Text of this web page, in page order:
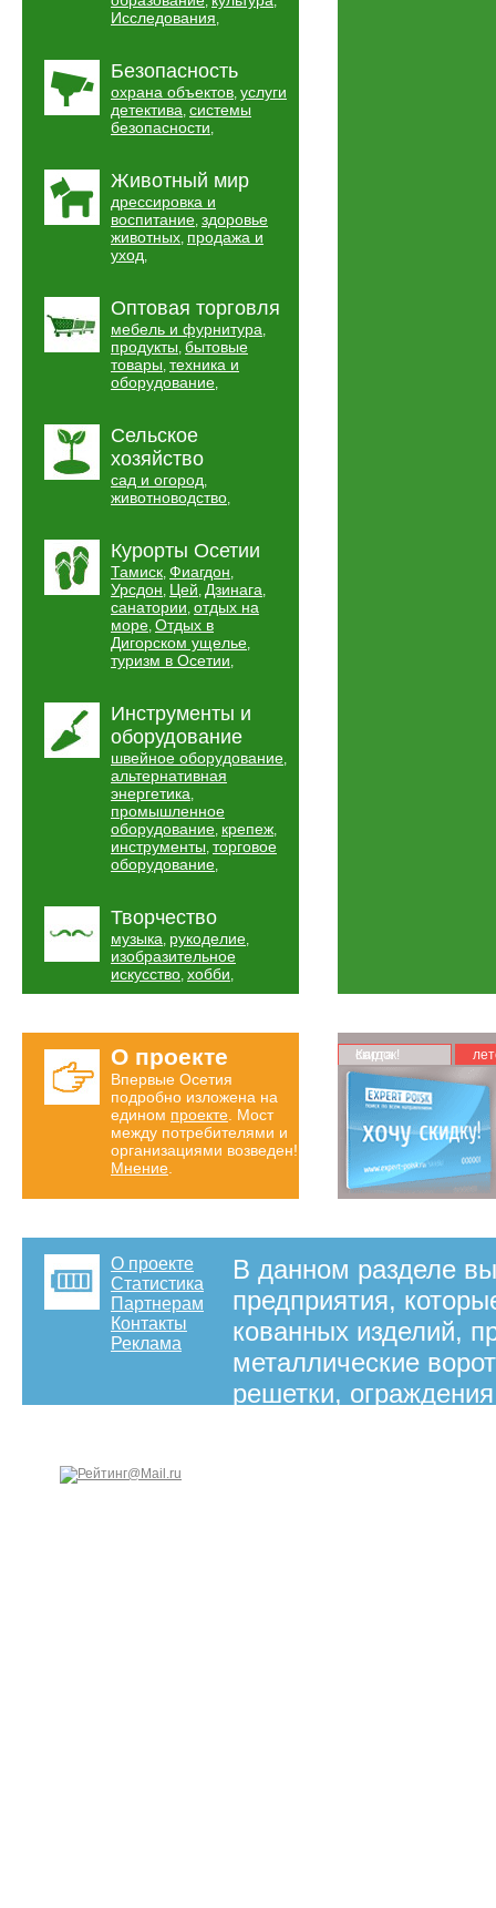
Исследования,
Безопасность
охрана объектов, услуги
детектива, системы
безопасности,
Животный мир
дрессировка и
воспитание, здоровье
животных, продажа и
уход,
Оптовая торговля
мебель и фурнитура,
продукты, бытовые
товары, техника и
оборудование,
Сельское
хозяйство
сад и огород,
животноводство,
Курорты Осетии
Тамиск, Фиагдон,
Урсдон, Цей, Дзинага,
санатории, отдых на
море, Отдых в
Дигорском ущелье,
туризм в Осетии,
Инструменты и
оборудование
швейное оборудование,
альтернативная
энергетика,
промышленное
оборудование, крепеж,
инструменты, торговое
оборудование,
Творчество
музыка, рукоделие,
изобразительное
искусство, хобби,
О проекте
Впервые Осетия
подробно изложена на
едином проекте . Мост
между потребителями и
организациями возведен!
Мнение
Карта скидок!
О проекте
Статистика
Партнерам
Контакты
Реклама
В данном разделе
предприятия,
кованных изделий,
металлические
решетки,